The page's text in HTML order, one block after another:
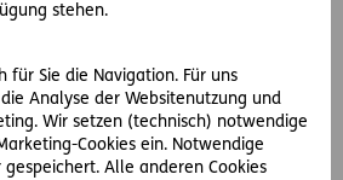
stehen.
für Sie die Navigation. Für uns
Analyse der Websitenutzung und
Wir setzen (technisch) notwendige
Cookies ein. Notwendige
Alle anderen Cookies
in Höhe von 10.000 Euro
übernimmt die D.A.S. die Kosten
des Verfahrens durch Diversion.